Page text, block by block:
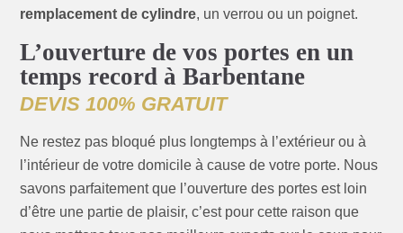
remplacement de cylindre, un verrou ou un poignet.
L’ouverture de vos portes en un
temps record à Barbentane
DEVIS 100% GRATUIT
Ne restez pas bloqué plus longtemps à l’extérieur ou à
l’intérieur de votre domicile à cause de votre porte. Nous
savons parfaitement que l’ouverture des portes est loin
d’être une partie de plaisir, c’est pour cette raison que